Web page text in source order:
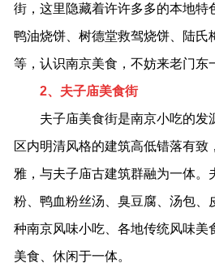
街，这里隐藏着许许多多的本地特
鸭油烧饼、树德堂救驾烧饼、陆氏
等，认识南京美食，不妨来老门东
2、夫子庙美食街
夫子庙美食街是南京小吃的发
区内明清风格的建筑高低错落有致
雅，与夫子庙古建筑群融为一体。
粉、鸭血粉丝汤、臭豆腐、汤包、
种南京风味小吃、各地传统风味美
美食、休闲于一体。